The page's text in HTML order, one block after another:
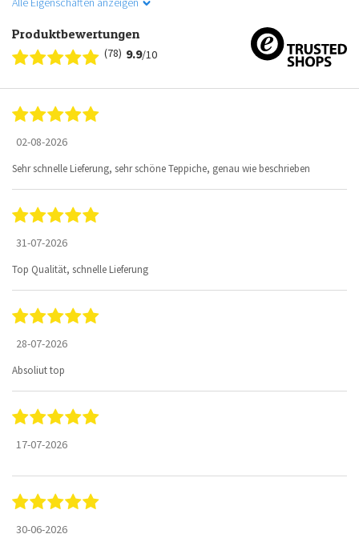
Produktbewertungen
(78) 9.9/10
02-08-2026
Sehr schnelle Lieferung, sehr schöne Teppiche, genau wie beschrieben
31-07-2026
Top Qualität, schnelle Lieferung
28-07-2026
Absoliut top
17-07-2026
30-06-2026